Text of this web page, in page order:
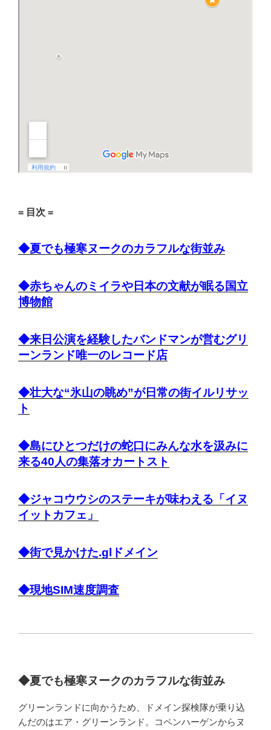
= 目次 =
◆夏でも極寒ヌークのカラフルな街並み
◆赤ちゃんのミイラや日本の文献が眠る国立
博物館
◆来日公演を経験したバンドマンが営むグリ
ーンランド唯一のレコード店
◆壮大な“氷山の眺め”が日常の街イルリサッ
ト
◆島にひとつだけの蛇口にみんな水を汲みに
来る40人の集落オカートスト
◆ジャコウウシのステーキが味わえる「イヌ
イットカフェ」
◆街で見かけた.glドメイン
◆現地SIM速度調査
◆夏でも極寒ヌークのカラフルな街並み
グリーンランドに向かうため、ドメイン探検隊が乗り込
んだのはエア・グリーンランド。コペンハーゲンからヌ